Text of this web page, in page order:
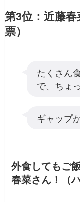
第3位：近藤
票）
たくさん
で、ちょ
ギャップ
外食してもご
春菜さん！（